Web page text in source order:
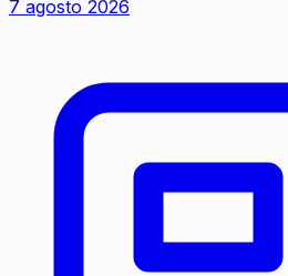
7 agosto 2026